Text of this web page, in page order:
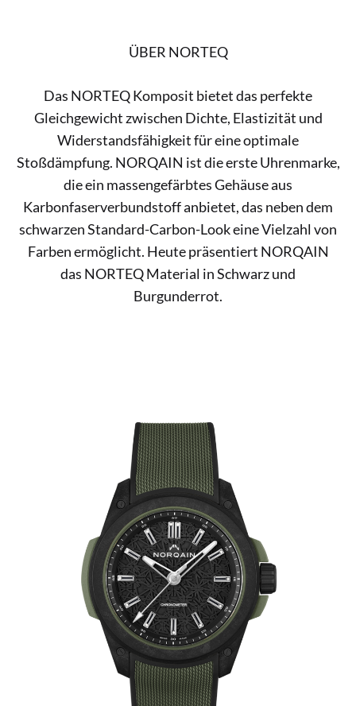
ÜBER NORTEQ
Das NORTEQ Komposit bietet das perfekte
Gleichgewicht zwischen Dichte, Elastizität und
Widerstandsfähigkeit für eine optimale
Stoßdämpfung. NORQAIN ist die erste Uhrenmarke,
die ein massengefärbtes Gehäuse aus
Karbonfaserverbundstoff anbietet, das neben dem
schwarzen Standard-Carbon-Look eine Vielzahl von
Farben ermöglicht. Heute präsentiert NORQAIN
das NORTEQ Material in Schwarz und
Burgunderrot.